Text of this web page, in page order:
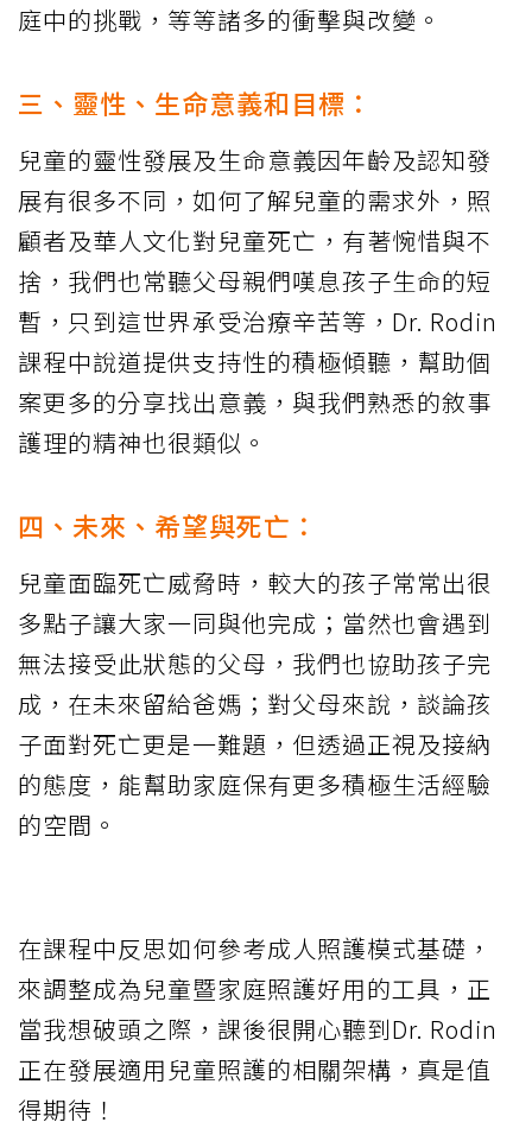
庭中的挑戰，等等諸多的衝擊與改變。
三、靈性、生命意義和目標：
兒童的靈性發展及生命意義因年齡及認知發
展有很多不同，如何了解兒童的需求外，照
顧者及華人文化對兒童死亡，有著惋惜與不
捨，我們也常聽父母親們嘆息孩子生命的短
暫，只到這世界承受治療辛苦等，Dr. Rodin
課程中說道提供支持性的積極傾聽，幫助個
案更多的分享找出意義，與我們熟悉的敘事
護理的精神也很類似。
四、未來、希望與死亡：
兒童面臨死亡威脅時，較大的孩子常常出很
多點子讓大家一同與他完成；當然也會遇到
無法接受此狀態的父母，我們也協助孩子完
成，在未來留給爸媽；對父母來說，談論孩
子面對死亡更是一難題，但透過正視及接納
的態度，能幫助家庭保有更多積極生活經驗
的空間。
在課程中反思如何參考成人照護模式基礎，
來調整成為兒童暨家庭照護好用的工具，正
當我想破頭之際，課後很開心聽到Dr. Rodin
正在發展適用兒童照護的相關架構，真是值
得期待！